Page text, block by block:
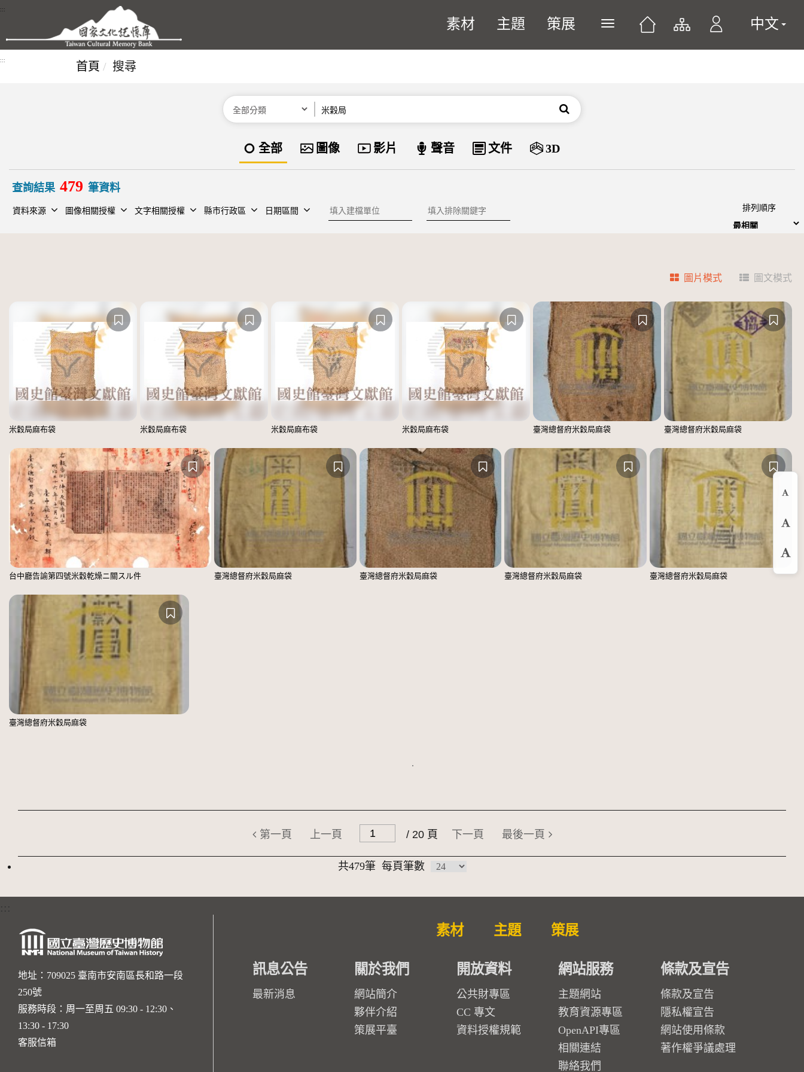
跳到主要內容區塊
:::
素材 主題 策展 展開或關閉主選單 中文
::: 首頁 搜尋
分類 搜尋
資料類型
全部 圖像 影片 聲音 文件 3D
查詢結果 479 筆資料
資料來源 圖像相關授權 文字相關授權 縣市行政區 日期區間 建檔單位 排除關鍵字 排列順序
圖片模式 圖文模式
米穀局麻布袋 米穀局麻布袋 米穀局麻布袋 米穀局麻布袋 臺灣總督府米穀局麻袋 臺灣總督府米穀局麻袋
台中廳告諭第四號米穀乾燥ニ關スル件 臺灣總督府米穀局麻袋 臺灣總督府米穀局麻袋 臺灣總督府米穀局麻袋 臺灣總督府米穀局麻袋
臺灣總督府米穀局麻袋
第一頁 上一頁 / 20 頁 下一頁 最後一頁
共479筆 每頁筆數
放
:::
地址：709025 臺南市安南區長和路一段
250號
服務時段：周一至周五 09:30 - 12:30、
13:30 - 17:30
客服信箱
素材 主題 策展
訊息公告
最新消息
關於我們
網站簡介
夥伴介紹
策展平臺
開放資料
公共財專區
CC 專文
資料授權規範
網站服務
主題網站
教育資源專區
OpenAPI專區
相關連結
聯絡我們
條款及宣告
條款及宣告
隱私權宣告
網站使用條款
著作權爭議處理